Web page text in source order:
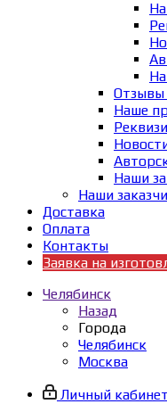
Отзывы
Наше
Наши
Наши
Доставка
Оплата
Контакты
Заявка на
Челябинск
Назад
Города
Челябинск
Москва
Личный кабинет